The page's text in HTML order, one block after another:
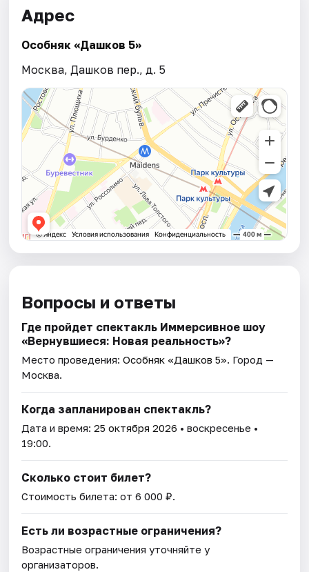
Адрес
Особняк «Дашков 5»
Москва, Дашков пер., д. 5
Вопросы и ответы
Где пройдет спектакль Иммерсивное шоу
«Вернувшиеся: Новая реальность»?
Место проведения:Особняк «Дашков 5». Город —
Москва.
Когда запланирован спектакль?
Дата и время:25 октября 2026 • воскресенье •
19:00.
Сколько стоит билет?
Стоимость билета: от 6 000 ₽.
Есть ли возрастные ограничения?
Возрастные ограничения уточняйте у
организаторов.